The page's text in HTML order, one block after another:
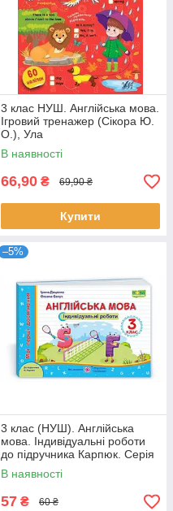
3 клас НУШ. Англійська мова.
Ігровий тренажер (Сікора Ю.
О.), Ула
В наявності
66,90 ₴ 69,90 ₴
Купити
–5%
3 клас (НУШ). Англійська
мова. Індивідуальні роботи
до підручника Карпюк. Серія
«Мої перші досягнення»
(Доценко І., Євчук О),
В наявності
57 ₴ 60 ₴